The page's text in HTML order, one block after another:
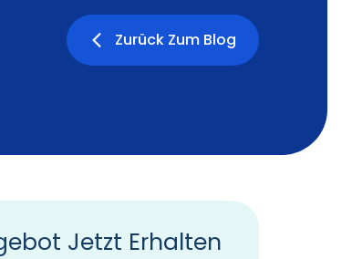
Zurück Zum Blog
Jetzt Erhalten